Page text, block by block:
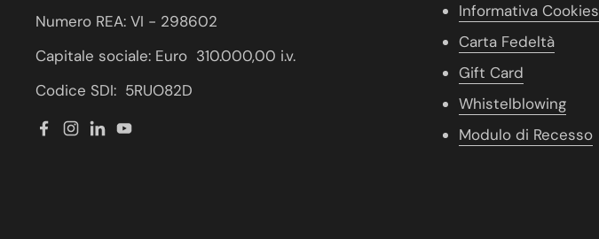
Numero REA: VI - 298602
Capitale sociale: Euro 310.000,00 i.v.
Codice SDI: 5RUO82D
Facebook
Instagram
LinkedInYouTube
Informativa Cookies
Carta Fedeltà
Gift Card
Whistelblowing
Modulo di Recesso